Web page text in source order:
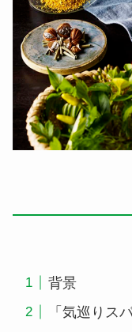
背景
「気巡りス